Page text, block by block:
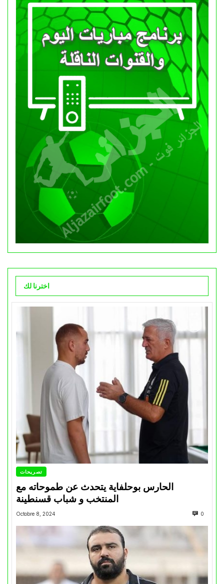
اخترنا لك
تصريحات
الحارس بوحلفاية يتحدث عن طموحاته مع
المنتخب و شباب قسنطينة
Octobre 8, 2024 0